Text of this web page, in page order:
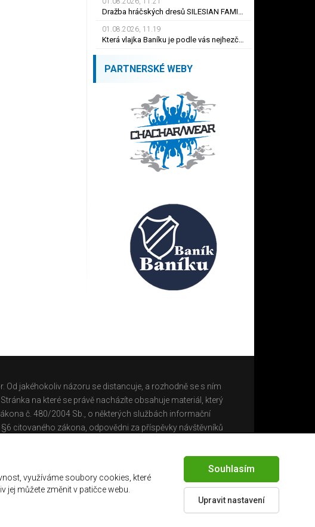
Dražba hráčských dresů SILESIAN FAMILY - #1 Viktor BUDÍNSKÝ
01.08.2026, 11.19
Která vlajka Baníku je podle vás nejhezčí ?
PARTNERSKÉ WEBY
Od jakéhokoliv názoru se distancuje, a rozhodně se s ním
na které se právě nacházíte obsahuje materiál, který
č. 480/2004 Sb., o některých službách informační
citovaného zákona, odpovědni za příspěvky návštěvníků
Created by
využíváme soubory cookies, které
můžete změnit v patičce webu.
Souhlasím
Upravit nastavení